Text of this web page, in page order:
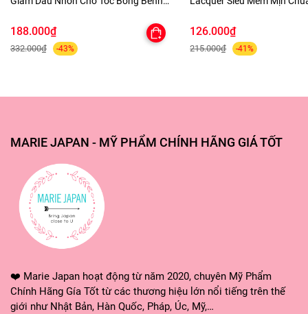
188.000₫
332.000₫ -43%
126.000₫
215.000₫ -41%
MARIE JAPAN - MỸ PHẨM CHÍNH HÃNG GIÁ TỐT
❤️ Marie Japan hoạt động từ năm 2020, chuyên Mỹ Phẩm
Chính Hãng Gía Tốt từ các thương hiệu lớn nổi tiếng trên thế
giới như Nhật Bản, Hàn Quốc, Pháp, Úc, Mỹ,…